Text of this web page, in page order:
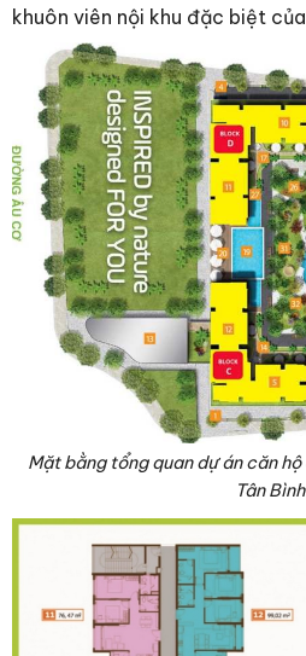
khuôn viên nội khu đặc biệt của
Mặt bằng tổng quan dự án căn
Tân Bình